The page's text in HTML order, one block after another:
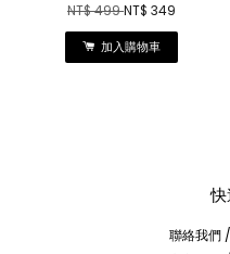
NT$ 499NT$ 349
加入購物車
聯絡我們